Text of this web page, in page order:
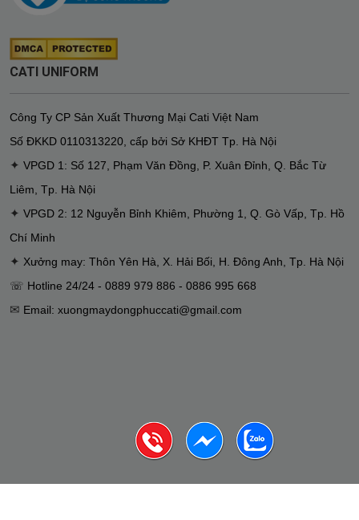
CATI UNIFORM
Công Ty CP Sản Xuất Thương Mại Cati Việt Nam
Số ĐKKD 0110313220 cấp bởi Sở KHĐT Tp. Hà Nội
✦ VPGD 1: Số 127, Phạm Văn Đồng, P. Xuân Đỉnh, Q. Bắc Từ
Liêm, Tp. Hà Nội
✦ VPGD 2: 12 Nguyễn Bỉnh Khiêm, Phường 1, Q. Gò Vấp, Tp. Hồ
Chí Minh
✦ Xưởng may: Thôn Yên Hà, X. Hải Bối, H. Đông Anh, Tp. Hà Nội
☏ Hotline 24/24 - 0889 979 886 - 0886 995 668
✉ Email: xuongmaydongphuccati@gmail.com